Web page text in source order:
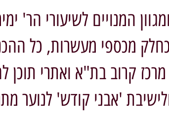
המנויים לשיעורי הר'
מכספי מעשרות, כל
קרוב בת"א ואתרי תוכן
'אבני קודש' לנוער